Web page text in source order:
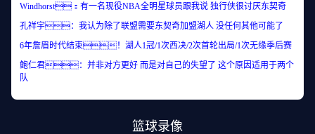
Windhorst：有一名现役NBA全明星球员跟我说 独行侠很讨厌东契奇
孔祥宇：我认为除了联盟需要东契奇加盟湖人 没任何其他可能了
6年詹眉时代结束！湖人1冠/1次西决/2次首轮出局/1次无缘季后赛
鲍仁君：并非对方更好 而是对自己的失望了 这个原因适用于两个
队
篮球录像